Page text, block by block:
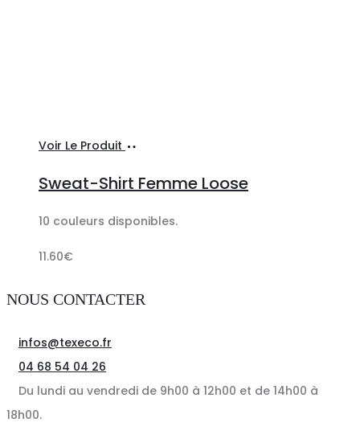
Voir Le Produit
panier
Sweat-Shirt Femme Loose
10 couleurs disponibles.
11.60€
NOUS CONTACTER
infos@texeco.fr
04 68 54 04 26
Du lundi au vendredi de 9h00 à 12h00 et de 14h00 à
18h00.